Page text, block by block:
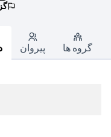
پیروان گروه ها